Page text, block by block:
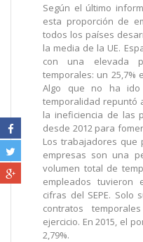
Según el último
esta proporción de
todos los países
la media de la UE.
con una elevada
temporales: un 25,7%
Algo que no ha ido
temporalidad repuntó
la ineficiencia de las
desde 2012 para
Los trabajadores que
empresas son una
volumen total de
empleados tuvieron
cifras del SEPE. Solo
contratos
ejercicio. En 2015, el
2,79%.